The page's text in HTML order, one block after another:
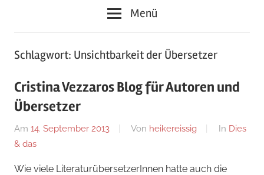
Menü
Schlagwort: Unsichtbarkeit der Übersetzer
Cristina Vezzaros Blog für Autoren und
Übersetzer
Am 14. September 2013 Von heikereissig In Dies
& das
Wie viele LiteraturübersetzerInnen hatte auch die